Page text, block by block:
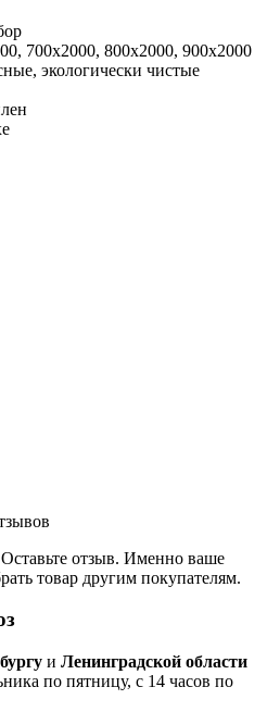
700x2000, 800x2000, 900x2000
экологически чистые
Оставьте отзыв. Именно ваше
товар другим покупателям.
и Ленинградской области
по пятницу, с 14 часов по